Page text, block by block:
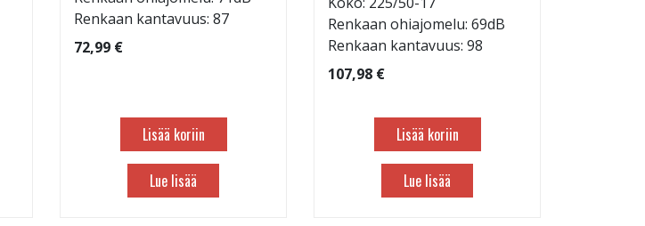
Renkaan kantavuus: 87
72,99 €
Lisää koriin
Lue lisää
Renkaan ohiajomelu: 69dB
Renkaan kantavuus: 98
107,98 €
Lisää koriin
Lue lisää